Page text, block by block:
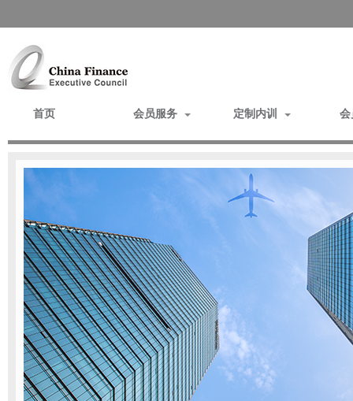
首页 会员服务 定制内训